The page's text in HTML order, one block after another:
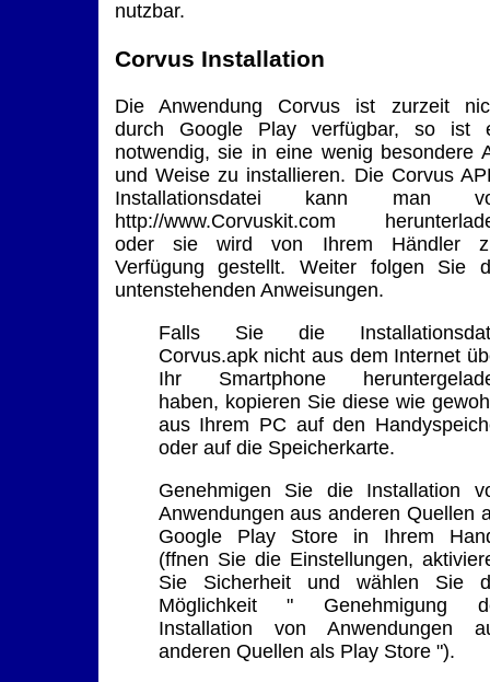
nutzbar.
Corvus Installation
Die Anwendung Corvus ist zurzeit
durch Google Play verfügbar, so ist
notwendig, sie in eine wenig besondere
und Weise zu installieren. Die Corvus
Installationsdatei kann man
http://www.Corvuskit.com
oder sie wird von Ihrem Händler
Verfügung gestellt. Weiter folgen Sie
untenstehenden Anweisungen.
Falls Sie die
Corvus.apk nicht aus dem Internet
Ihr Smartphone
haben, kopieren Sie diese wie
aus Ihrem PC auf den
oder auf die Speicherkarte.
Genehmigen Sie die Installation
Anwendungen aus anderen Quellen
Google Play Store in Ihrem
(ffnen Sie die Einstellungen,
Sie Sicherheit und wählen Sie
Möglichkeit " Genehmigung
Installation von Anwendungen
anderen Quellen als Play Store ").